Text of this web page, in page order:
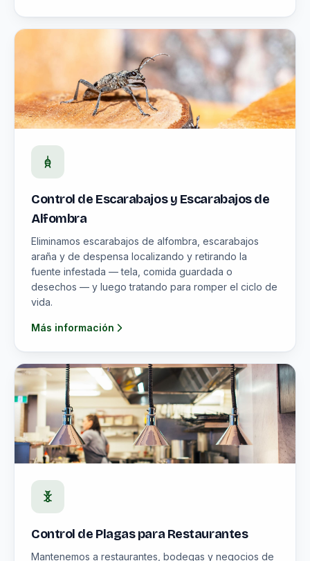
Control de Escarabajos y Escarabajos de
Alfombra
Eliminamos escarabajos de alfombra, escarabajos
araña y de despensa localizando y retirando la
fuente infestada — tela, comida guardada o
desechos — y luego tratando para romper el ciclo de
vida.
Más información
Control de Plagas para Restaurantes
Mantenemos a restaurantes, bodegas y negocios de